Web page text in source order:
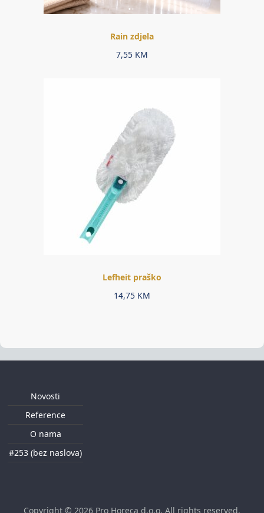
Rain zdjela
7,55 KM
Lefheit praško
14,75 KM
Novosti
Reference
O nama
#253 (bez naslova)
Copyright © 2026 Pro Horeca d.o.o. All rights reserved.